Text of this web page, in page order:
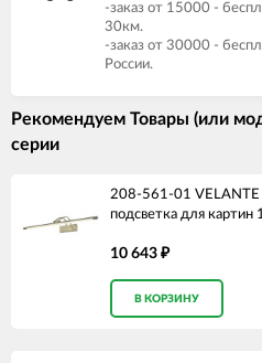
-заказ от 15000 -
30км.
-заказ от 30000 -
России.
Рекомендуем Товары (или
серии
208-561-01 VELANTE
подсветка для
10 643 ₽
В КОРЗИНУ